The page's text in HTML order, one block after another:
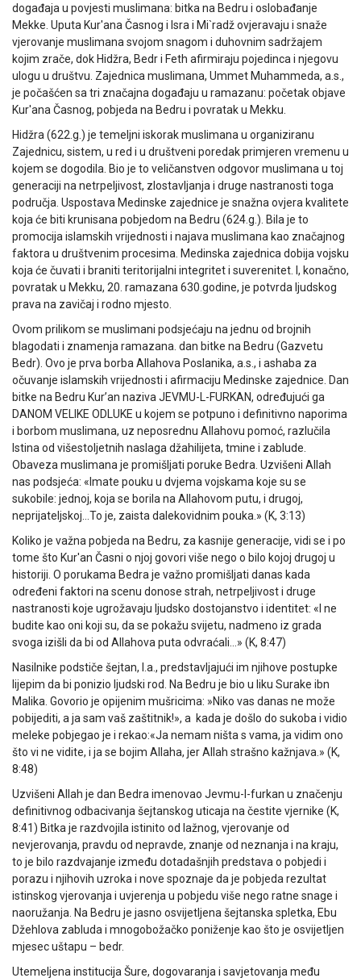
događaja u povjesti muslimana: bitka na Bedru i oslobađanje
Mekke. Uputa Kur'ana Časnog i Isra i Mi`radž ovjeravaju i snaže
vjerovanje muslimana svojom snagom i duhovnim sadržajem
kojim zrače, dok Hidžra, Bedr i Feth afirmiraju pojedinca i njegovu
ulogu u društvu. Zajednica muslimana, Ummet Muhammeda, a.s.,
je počašćen sa tri značajna događaju u ramazanu: početak objave
Kur'ana Časnog, pobjeda na Bedru i povratak u Mekku.
Hidžra (622.g.) je temeljni iskorak muslimana u organiziranu
Zajednicu, sistem, u red i u društveni poredak primjeren vremenu u
kojem se dogodila. Bio je to veličanstven odgovor muslimana u toj
generaciji na netrpeljivost, zlostavljanja i druge nastranosti toga
područja. Uspostava Medinske zajednice je snažna ovjera kvalitete
koja će biti krunisana pobjedom na Bedru (624.g.). Bila je to
promocija islamskih vrijednosti i najava muslimana kao značajnog
faktora u društvenim procesima. Medinska zajednica dobija vojsku
koja će čuvati i braniti teritorijalni integritet i suverenitet. I, konačno,
povratak u Mekku, 20. ramazana 630.godine, je potvrda ljudskog
prava na zavičaj i rodno mjesto.
Ovom prilikom se muslimani podsjećaju na jednu od brojnih
blagodati i znamenja ramazana. dan bitke na Bedru (Gazvetu
Bedr). Ovo je prva borba Allahova Poslanika, a.s., i ashaba za
očuvanje islamskih vrijednosti i afirmaciju Medinske zajednice. Dan
bitke na Bedru Kur’an naziva JEVMU-L-FURKAN, određujući ga
DANOM VELIKE ODLUKE u kojem se potpuno i definitivno naporima
i borbom muslimana, uz neposrednu Allahovu pomoć, razlučila
Istina od višestoljetnih naslaga džahilijeta, tmine i zablude.
Obaveza muslimana je promišljati poruke Bedra. Uzvišeni Allah
nas podsjeća: «Imate pouku u dvjema vojskama koje su se
sukobile: jednoj, koja se borila na Allahovom putu, i drugoj,
neprijateljskoj…To je, zaista dalekovidnim pouka.» (K, 3:13)
Koliko je važna pobjeda na Bedru, za kasnije generacije, vidi se i po
tome što Kur'an Časni o njoj govori više nego o bilo kojoj drugoj u
historiji. O porukama Bedra je važno promišljati danas kada
određeni faktori na scenu donose strah, netrpeljivost i druge
nastranosti koje ugrožavaju ljudsko dostojanstvo i identitet: «I ne
budite kao oni koji su, da se pokažu svijetu, nadmeno iz grada
svoga izišli da bi od Allahova puta odvraćali…» (K, 8:47)
Nasilnike podstiče šejtan, l.a., predstavljajući im njihove postupke
lijepim da bi ponizio ljudski rod. Na Bedru je bio u liku Surake ibn
Malika. Govorio je opijenim mušricima: »Niko vas danas ne može
pobijediti, a ja sam vaš zaštitnik!», a kada je došlo do sukoba i vidio
meleke pobjegao je i rekao:«Ja nemam ništa s vama, ja vidim ono
što vi ne vidite, i ja se bojim Allaha, jer Allah strašno kažnjava.» (K,
8:48)
Uzvišeni Allah je dan Bedra imenovao Jevmu-l-furkan u značenju
definitivnog odbacivanja šejtanskog uticaja na čestite vjernike (K,
8:41) Bitka je razdvojila istinito od lažnog, vjerovanje od
nevjerovanja, pravdu od nepravde, znanje od neznanja i na kraju,
to je bilo razdvajanje između dotadašnjih predstava o pobjedi i
porazu i njihovih uzroka i nove spoznaje da je pobjeda rezultat
istinskog vjerovanja i uvjerenja u pobjedu više nego ratne snage i
naoružanja. Na Bedru je jasno osvijetljena šejtanska spletka, Ebu
Džehlova zabluda i mnogobožačko poniženje kao što je osvijetljen
mjesec uštapu – bedr.
Utemeljena institucija Šure, dogovaranja i savjetovanja među